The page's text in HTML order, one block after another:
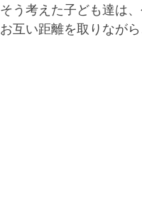
そう考えた子ども達は
お互い距離を取りなが